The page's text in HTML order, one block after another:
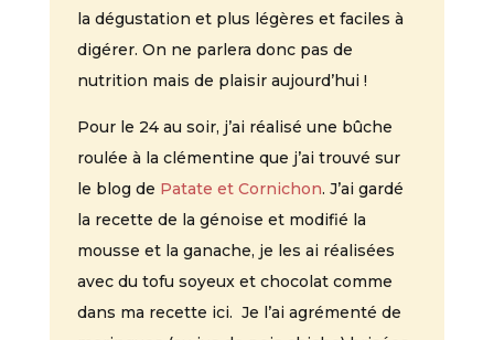
la dégustation et plus légères et faciles à
digérer. On ne parlera donc pas de
nutrition mais de plaisir aujourd’hui !
Pour le 24 au soir, j’ai réalisé une bûche
roulée à la clémentine que j’ai trouvé sur
le blog de Patate et Cornichon. J’ai gardé
la recette de la génoise et modifié la
mousse et la ganache, je les ai réalisées
avec du tofu soyeux et chocolat comme
dans ma recette ici. Je l’ai agrémenté de